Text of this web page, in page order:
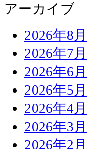
アーカイブ
2026年8月
2026年7月
2026年6月
2026年5月
2026年4月
2026年3月
2026年2月